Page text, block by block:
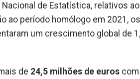
de Estatística, relativos
ao período homólogo em 2021,
um crescimento global de
de 24,5 milhões de euros